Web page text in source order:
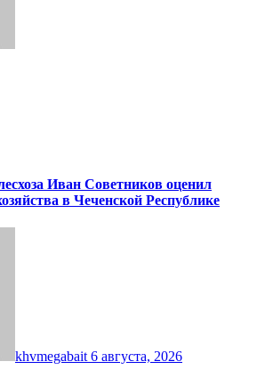
Иван Советников оценил
в Чеченской Республике
khvmegabait 6 августа, 2026